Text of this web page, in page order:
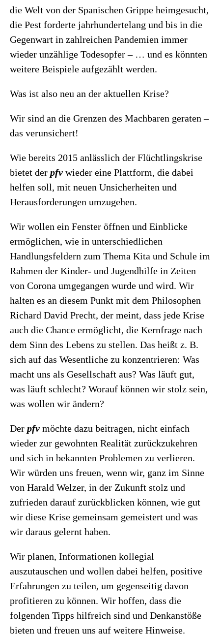
die Welt von der Spanischen Grippe heimgesucht,
die Pest forderte jahrhundertelang und bis in die
Gegenwart in zahlreichen Pandemien immer
wieder unzählige Todesopfer – … und es könnten
weitere Beispiele aufgezählt werden.
Was ist also neu an der aktuellen Krise?
Wir sind an die Grenzen des Machbaren geraten –
das verunsichert!
Wie bereits 2015 anlässlich der Flüchtlingskrise
bietet der pfv wieder eine Plattform, die dabei
helfen soll, mit neuen Unsicherheiten und
Herausforderungen umzugehen.
Wir wollen ein Fenster öffnen und Einblicke
ermöglichen, wie in unterschiedlichen
Handlungsfeldern zum Thema Kita und Schule im
Rahmen der Kinder- und Jugendhilfe in Zeiten
von Corona umgegangen wurde und wird. Wir
halten es an diesem Punkt mit dem Philosophen
Richard David Precht, der meint, dass jede Krise
auch die Chance ermöglicht, die Kernfrage nach
dem Sinn des Lebens zu stellen. Das heißt z. B.
sich auf das Wesentliche zu konzentrieren: Was
macht uns als Gesellschaft aus? Was läuft gut,
was läuft schlecht? Worauf können wir stolz sein,
was wollen wir ändern?
Der pfv möchte dazu beitragen, nicht einfach
wieder zur gewohnten Realität zurückzukehren
und sich in bekannten Problemen zu verlieren.
Wir würden uns freuen, wenn wir, ganz im Sinne
von Harald Welzer, in der Zukunft stolz und
zufrieden darauf zurückblicken können, wie gut
wir diese Krise gemeinsam gemeistert und was
wir daraus gelernt haben.
Wir planen, Informationen kollegial
auszutauschen und wollen dabei helfen, positive
Erfahrungen zu teilen, um gegenseitig davon
profitieren zu können. Wir hoffen, dass die
folgenden Tipps hilfreich sind und Denkanstöße
bieten und freuen uns auf weitere Hinweise.